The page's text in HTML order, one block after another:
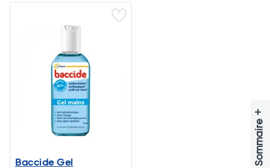
Sommaire
+
Baccide Gel